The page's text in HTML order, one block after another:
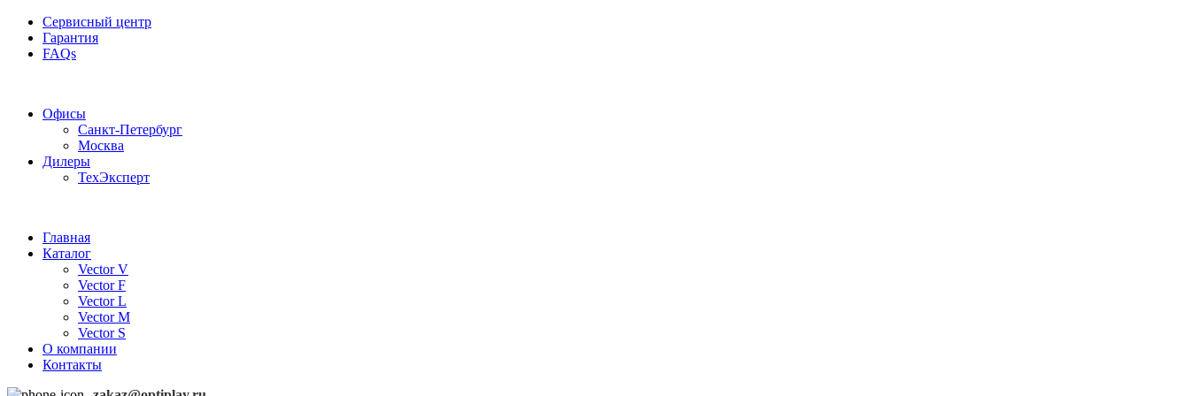
Сервисный центр
Гарантия
FAQs
Офисы
Санкт-Петербург
Москва
Дилеры
ТехЭксперт
Главная
Каталог
Vector V
Vector F
Vector L
Vector M
Vector S
О компании
Контакты